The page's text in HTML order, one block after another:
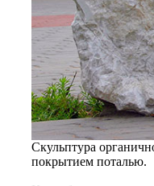
Скульптура
покрытием поталью.